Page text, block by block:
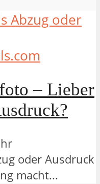
– Lieber
oder Ausdruck
macht...